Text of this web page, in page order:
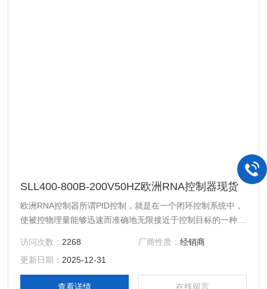
SLL400-800B-200V50HZ欧洲RNA控制器现货
欧洲RNA控制器所谓PID控制，就是在一个闭环控制系统中，
使被控物理量能够迅速而准确地无限接近于控制目标的一种手
变频器发挥其效能的重要技术手段。 变频调速产品的设计、
运行、维护人员应该充分熟悉并掌握PID控制的基本理论。
访问次数： 2268 厂商性质： 经销商
更新日期： 2025-12-31
查看详情 在线留言